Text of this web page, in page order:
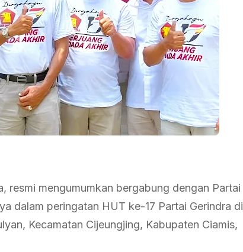
resmi mengumumkan bergabung dengan Partai
dalam peringatan HUT ke-17 Partai Gerindra di
Kecamatan Cijeungjing, Kabupaten Ciamis,